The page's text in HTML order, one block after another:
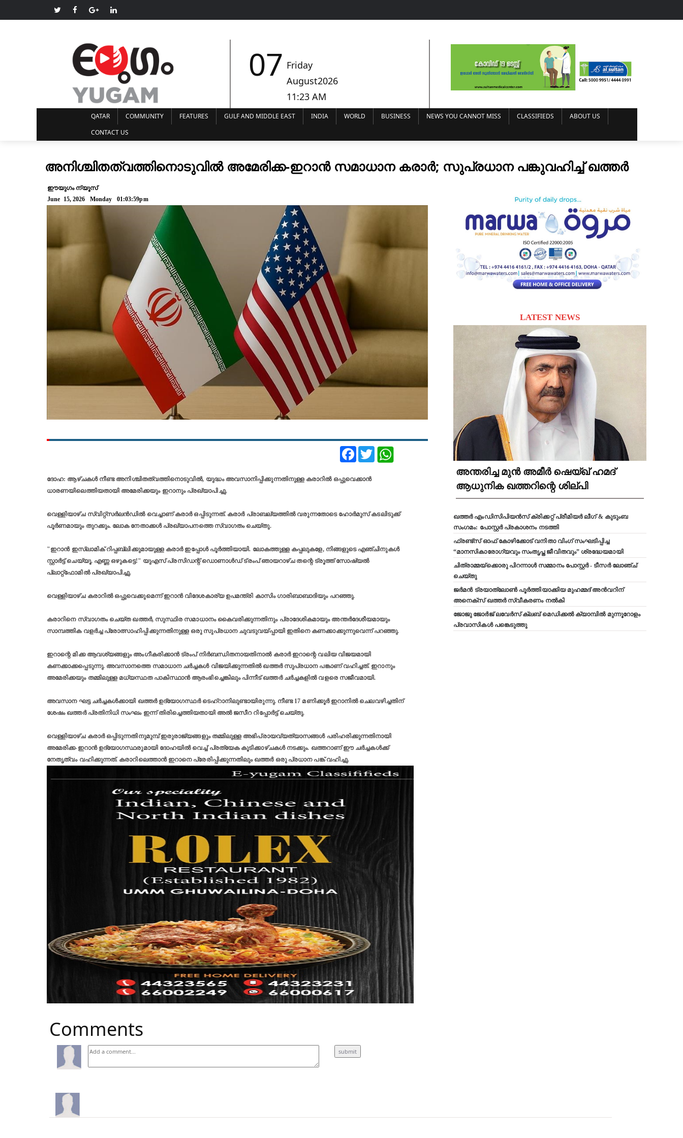
07 Friday
August2026
11:23 AM
QATAR COMMUNITY FEATURES GULF AND MIDDLE EAST INDIA WORLD BUSINESS NEWS YOU CANNOT MISS CLASSIFIEDS
ABOUT US
CONTACT US
അനിശ്ചിതത്വത്തിനൊടുവിൽ അമേരിക്ക-ഇറാൻ സമാധാന കരാർ; സുപ്രധാന പങ്കുവഹിച്ച് ഖത്തർ
ഈയുഗം ന്യൂസ്
June 15, 2026 Monday 01:03:59pm
FacebookTwitter
ദോഹ: ആഴ്ചകൾ നീണ്ട അനിശ്ചിതത്വത്തിനൊടുവിൽ, യുദ്ധം അവസാനിപ്പിക്കുന്നതിനുള്ള കരാറിൽ ഒപ്പുവെക്കാൻ
ധാരണയിലെത്തിയതായി അമേരിക്കയും ഇറാനും പ്രഖ്യാപിച്ചു.
വെള്ളിയാഴ്ച സ്വിറ്റ്സർലൻഡിൽ വെച്ചാണ് കരാർ ഒപ്പിടുന്നത്. കരാർ പ്രാബല്യത്തിൽ വരുന്നതോടെ ഹോർമുസ് കടലിടുക്ക്
പൂർണമായും തുറക്കും. ലോക നേതാക്കൾ പ്രഖ്യാപനത്തെ സ്വാഗതം ചെയ്തു.
"ഇറാൻ ഇസ്ലാമിക് റിപ്പബ്ലിക്കുമായുള്ള കരാർ ഇപ്പോൾ പൂർത്തിയായി. ലോകത്തുള്ള കപ്പലുകളേ, നിങ്ങളുടെ എഞ്ചിനുകൾ
സ്റ്റാർട്ട് ചെയ്യൂ. എണ്ണ ഒഴുകട്ടെ!" യുഎസ് പ്രസിഡന്റ് ഡൊണാൾഡ് ട്രംപ് ഞായറാഴ്ച തന്റെ ട്രൂത്ത് സോഷ്യൽ
പ്ലാറ്റ്‌ഫോമിൽ പ്രഖ്യാപിച്ചു.
വെള്ളിയാഴ്ച കരാറിൽ ഒപ്പുവെക്കുമെന്ന് ഇറാൻ വിദേശകാര്യ ഉപമന്ത്രി കാസിം ഗാരിബാബാദിയും പറഞ്ഞു.
കരാറിനെ സ്വാഗതം ചെയ്ത ഖത്തർ, സുസ്ഥിര സമാധാനം കൈവരിക്കുന്നതിനും പ്രാദേശികമായും അന്തർദേശീയമായും
സാമ്പത്തിക വളർച്ച പ്രോത്സാഹിപ്പിക്കുന്നതിനുള്ള ഒരു സുപ്രധാന ചുവടുവയ്പ്പായി ഇതിനെ കണക്കാക്കുന്നുവെന്ന് പറഞ്ഞു.
ഇറാന്റെ മിക്ക ആവശ്യങ്ങളും അംഗീകരിക്കാൻ ട്രംപ് നിർബന്ധിതനായതിനാൽ കരാർ ഇറാന്റെ വലിയ വിജയമായി
കണക്കാക്കപ്പെടുന്നു. അവസാനത്തെ സമാധാന ചർച്ചകൾ വിജയിക്കുന്നതിൽ ഖത്തർ സുപ്രധാന പങ്കാണ് വഹിച്ചത്. ഇറാനും
അമേരിക്കയും തമ്മിലുള്ള മധ്യസ്ഥത പാകിസ്ഥാൻ ആരംഭിച്ചെങ്കിലും പിന്നീട് ഖത്തർ ചർച്ചകളിൽ വളരെ സജീവമായി.
അവസാന ഘട്ട ചർച്ചകൾക്കായി ഖത്തർ ഉദ്യോഗസ്ഥർ ടെഹ്‌റാനിലുണ്ടായിരുന്നു. നീണ്ട 17 മണിക്കൂർ ഇറാനിൽ ചെലവഴിച്ചതിന്
ശേഷം ഖത്തർ പ്രതിനിധി സംഘം ഇന്ന് തിരിച്ചെത്തിയതായി അൽ ജസീറ റിപ്പോർട്ട് ചെയ്തു.
വെള്ളിയാഴ്ച കരാർ ഒപ്പിടുന്നതിനുമുമ്പ് ഇരുരാജ്യങ്ങളും തമ്മിലുള്ള അഭിപ്രായവ്യത്യാസങ്ങൾ പരിഹരിക്കുന്നതിനായി
അമേരിക്ക-ഇറാൻ ഉദ്യോഗസ്ഥരുമായി ദോഹയിൽ വെച്ച് പ്രത്യേക കൂടിക്കാഴ്ചകൾ നടക്കും. ഖത്തറാണ് ഈ ചർച്ചകൾക്ക്
നേതൃത്വം വഹിക്കുന്നത്. കരാറിലെത്താൻ ഇറാനെ പ്രേരിപ്പിക്കുന്നതിലും ഖത്തർ ഒരു പ്രധാന പങ്ക് വഹിച്ചു.
LATEST NEWS
അന്തരിച്ച മുൻ അമീർ ഷെയ്ഖ് ഹമദ്
ആധുനിക ഖത്തറിന്റെ ശില്പി
ഖത്തർ എംഡിസിപിയൻസ് ക്രിക്കറ്റ് പ്രീമിയർ ലീഗ് & കുടുംബ
സംഗമം: പോസ്റ്റർ പ്രകാശനം നടത്തി
ഫ്രണ്ട്സ് ഓഫ് കോഴിക്കോട് വനിതാ വിംഗ് സംഘടിപ്പിച്ച
“മാനസികാരോഗ്യവും സംതൃപ്ത ജീവിതവും” ശ്രദ്ധേയമായി
ചിത്രാമ്മയ്ക്കൊരു പിറന്നാൾ സമ്മാനം പോസ്റ്റർ - ടീസർ ലോഞ്ച്
ചെയ്തു
ജർമൻ ട്രയാത്‌ലോൺ പൂർത്തിയാക്കിയ മുഹമ്മദ് അൻവറിന്
അനെക്സ് ഖത്തർ സ്വീകരണം നൽകി
ജോജു ജോർജ് ലവേർസ് ക്ലബ്‌ മെഡിക്കൽ ക്യാമ്പിൽ മുന്നൂറോളം
പ്രവാസികൾ പങ്കെടുത്തു
Comments